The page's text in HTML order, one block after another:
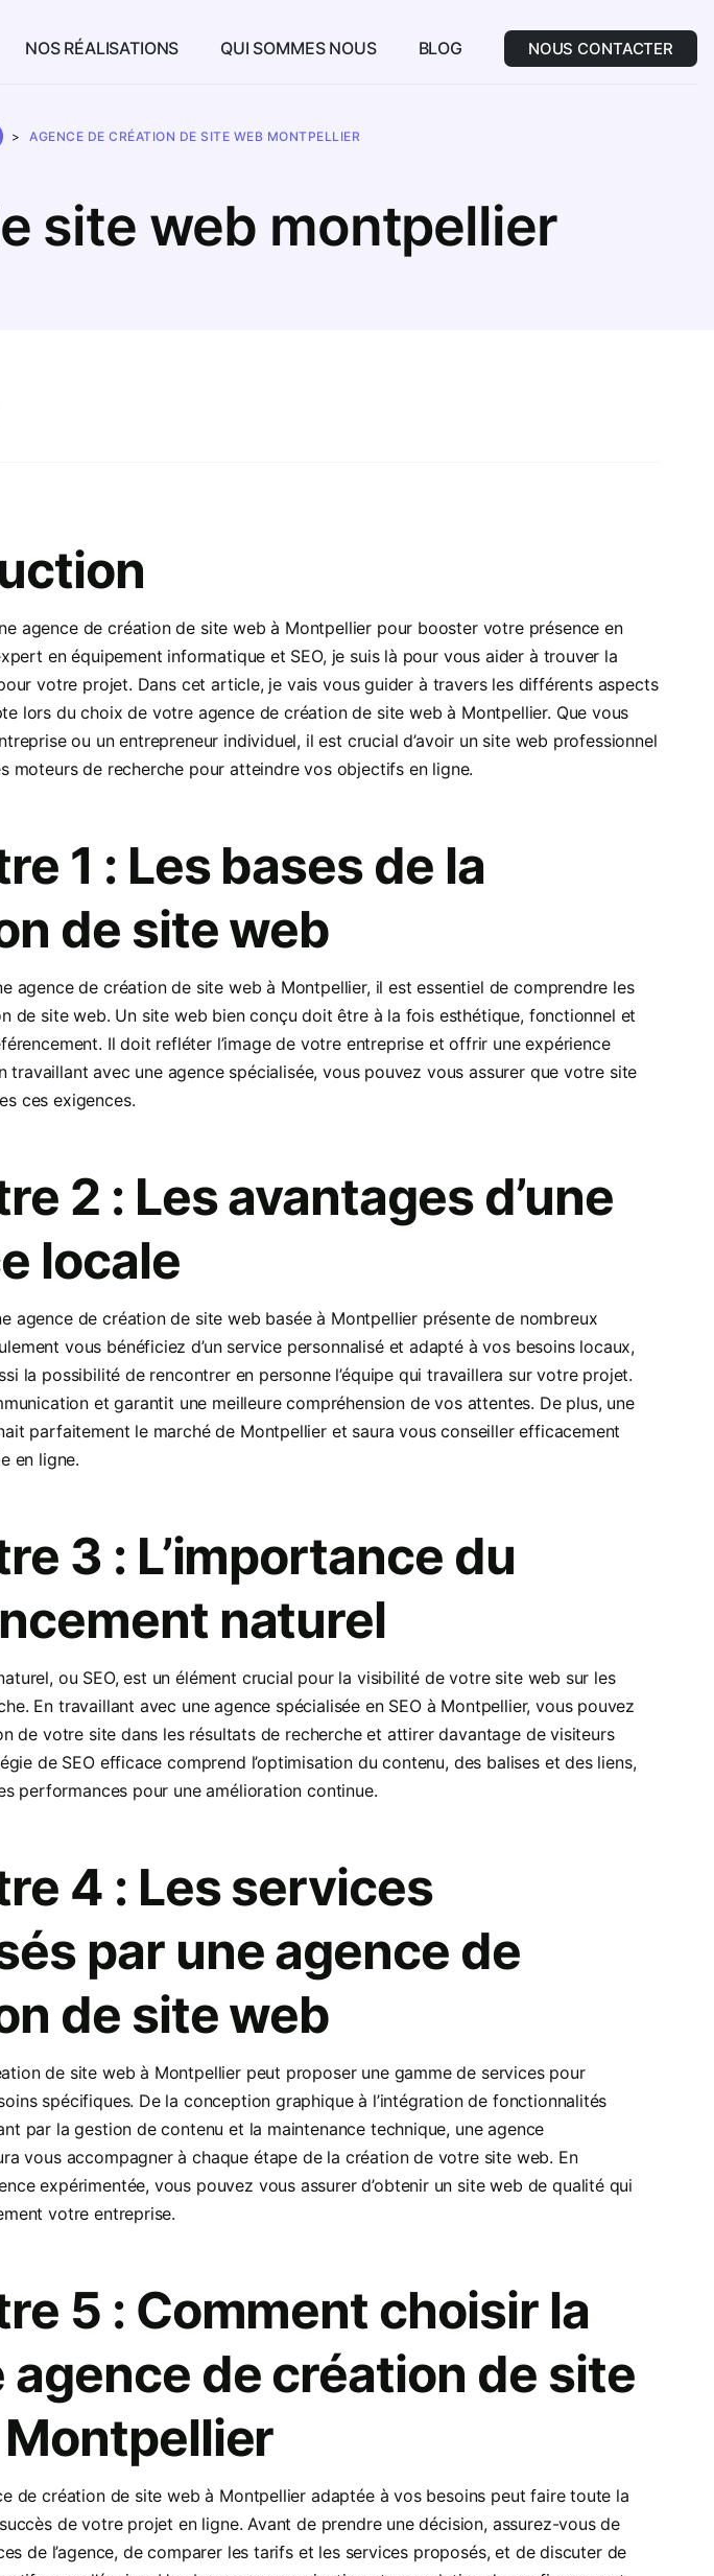
NOS RÉALISATIONS QUI SOMMES NOUS BLOG NOUS CONTACTER
site web montpellier
> AGENCE DE CRÉATION DE SITE WEB MONTPELLIER
agence de création de site web à Montpellier pour booster votre présence en
en équipement informatique et SEO, je suis là pour vous aider à trouver la
votre projet. Dans cet article, je vais vous guider à travers les différents aspects
lors du choix de votre agence de création de site web à Montpellier. Que vous
ou un entrepreneur individuel, il est crucial d’avoir un site web professionnel
moteurs de recherche pour atteindre vos objectifs en ligne.
1 : Les bases de la
de site web
agence de création de site web à Montpellier, il est essentiel de comprendre les
de site web. Un site web bien conçu doit être à la fois esthétique, fonctionnel et
Il doit refléter l’image de votre entreprise et offrir une expérience
travaillant avec une agence spécialisée, vous pouvez vous assurer que votre site
ces exigences.
2 : Les avantages d’une
locale
agence de création de site web basée à Montpellier présente de nombreux
vous bénéficiez d’un service personnalisé et adapté à vos besoins locaux,
la possibilité de rencontrer en personne l’équipe qui travaillera sur votre projet.
et garantit une meilleure compréhension de vos attentes. De plus, une
parfaitement le marché de Montpellier et saura vous conseiller efficacement
en ligne.
3 : L’importance du
naturel
ou SEO, est un élément crucial pour la visibilité de votre site web sur les
En travaillant avec une agence spécialisée en SEO à Montpellier, vous pouvez
de votre site dans les résultats de recherche et attirer davantage de visiteurs
de SEO efficace comprend l’optimisation du contenu, des balises et des liens,
performances pour une amélioration continue.
4 : Les services
par une agence de
de site web
de site web à Montpellier peut proposer une gamme de services pour
spécifiques. De la conception graphique à l’intégration de fonctionnalités
par la gestion de contenu et la maintenance technique, une agence
vous accompagner à chaque étape de la création de votre site web. En
expérimentée, vous pouvez vous assurer d’obtenir un site web de qualité qui
votre entreprise.
5 : Comment choisir la
agence de création de site
de création de site web à Montpellier adaptée à vos besoins peut faire toute la
de votre projet en ligne. Avant de prendre une décision, assurez-vous de
de l’agence, de comparer les tarifs et les services proposés, et de discuter de